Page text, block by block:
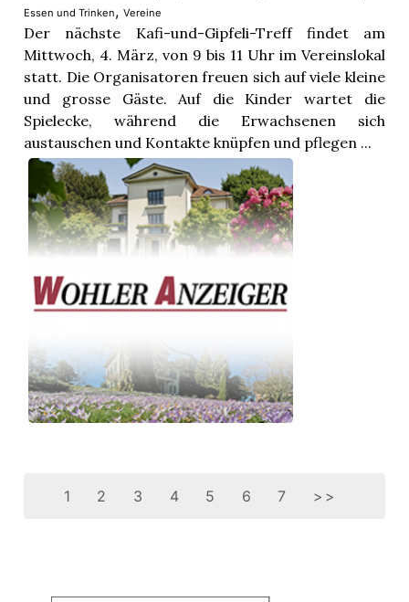
Essen und Trinken,Vereine
Der nächste Kafi-und-Gipfeli-Treff findet am
Mittwoch, 4. März, von 9 bis 11 Uhr im Vereinslokal
statt. Die Organisatoren freuen sich auf viele kleine
und grosse Gäste. Auf die Kinder wartet die
Spielecke, während die Erwachsenen sich
austauschen und Kontakte knüpfen und pflegen ...
1 2 3 4 5 6 7 >>